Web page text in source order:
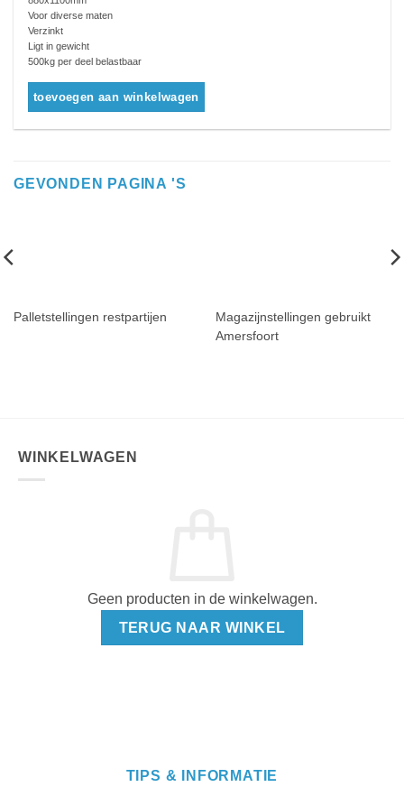
Voor diverse maten
Verzinkt
Ligt in gewicht
500kg per deel belastbaar
toevoegen aan winkelwagen
GEVONDEN PAGINA 'S
Palletstellingen restpartijen
Magazijnstellingen gebruikt
Amersfoort
WINKELWAGEN
Geen producten in de winkelwagen.
TERUG NAAR WINKEL
TIPS & INFORMATIE